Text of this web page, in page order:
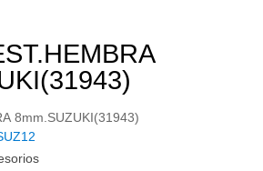
8mm.SUZUKI(31943)